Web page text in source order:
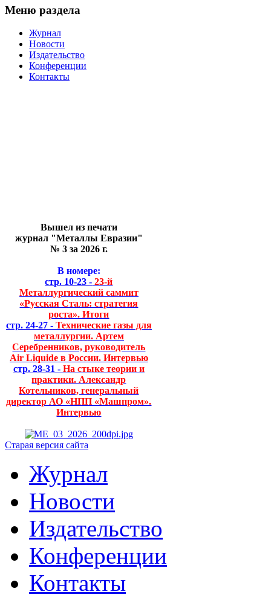
Меню раздела
Журнал
Новости
Издательство
Конференции
Контакты
Вышел из печати
журнал "Металлы Евразии"
№ 3 за 2026 г.
В номере:
стр. 10-23 - 23-й
Металлургический саммит
«Русская Сталь: стратегия
роста». Итоги
стр. 24-27 - Технические газы для
металлургии. Артем
Серебренников, руководитель
Air Liquide в России. Интервью
стр. 28-31 - На стыке теории и
практики. Александр
Котельников, генеральный
директор АО «НПП «Машпром».
Интервью
Старая версия сайта
Журнал
Новости
Издательство
Конференции
Контакты